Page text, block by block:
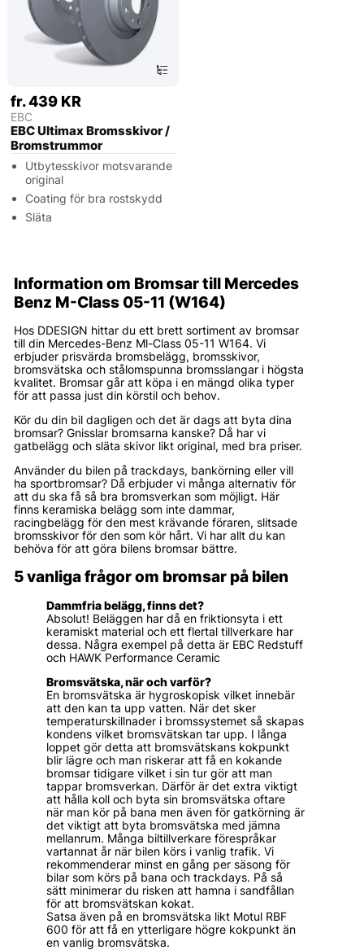
fr. 439 KR
EBC
EBC Ultimax Bromsskivor /
Bromstrummor
Utbytesskivor motsvarande
original
Coating för bra rostskydd
Släta
Information om Bromsar till Mercedes
Benz M-Class 05-11 (W164)
Hos DDESIGN hittar du ett brett sortiment av bromsar
till din Mercedes-Benz Ml-Class 05-11 W164. Vi
erbjuder prisvärda bromsbelägg, bromsskivor,
bromsvätska och stålomspunna bromsslangar i högsta
kvalitet. Bromsar går att köpa i en mängd olika typer
för att passa just din körstil och behov.
Kör du din bil dagligen och det är dags att byta dina
bromsar? Gnisslar bromsarna kanske? Då har vi
gatbelägg och släta skivor likt original, med bra priser.
Använder du bilen på trackdays, bankörning eller vill
ha sportbromsar? Då erbjuder vi många alternativ för
att du ska få så bra bromsverkan som möjligt. Här
finns keramiska belägg som inte dammar,
racingbelägg för den mest krävande föraren, slitsade
bromsskivor för den som kör hårt. Vi har allt du kan
behöva för att göra bilens bromsar bättre.
5 vanliga frågor om bromsar på bilen
Dammfria belägg, finns det?
Absolut! Beläggen har då en friktionsyta i ett
keramiskt material och ett flertal tillverkare har
dessa. Några exempel på detta är EBC Redstuff
och HAWK Performance Ceramic
Bromsvätska, när och varför?
En bromsvätska är hygroskopisk vilket innebär
att den kan ta upp vatten. När det sker
temperaturskillnader i bromssystemet så skapas
kondens vilket bromsvätskan tar upp. I långa
loppet gör detta att bromsvätskans kokpunkt
blir lägre och man riskerar att få en kokande
bromsar tidigare vilket i sin tur gör att man
tappar bromsverkan. Därför är det extra viktigt
att hålla koll och byta sin bromsvätska oftare
när man kör på bana men även för gatkörning är
det viktigt att byta bromsvätska med jämna
mellanrum. Många biltillverkare förespråkar
vartannat år när bilen körs i vanlig trafik. Vi
rekommenderar minst en gång per säsong för
bilar som körs på bana och trackdays. På så
sätt minimerar du risken att hamna i sandfållan
för att bromsvätskan kokat.
Satsa även på en bromsvätska likt Motul RBF
600 för att få en ytterligare högre kokpunkt än
en vanlig bromsvätska.